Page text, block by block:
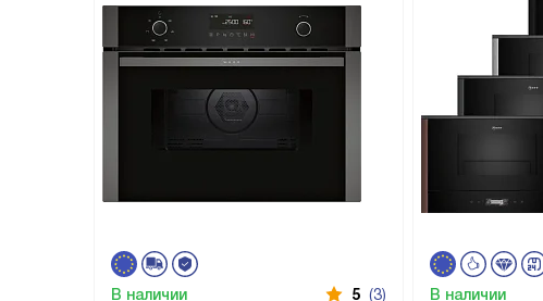
В наличии 5 (3) В наличии